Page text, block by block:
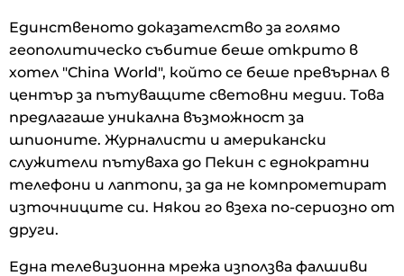
Единственото доказателство за голямо
геополитическо събитие беше открито в
хотел "China World", който се беше превърнал в
център за пътуващите световни медии. Това
предлагаше уникална възможност за
шпионите. Журналисти и американски
служители пътуваха до Пекин с еднократни
телефони и лаптопи, за да не компрометират
източниците си. Някои го взеха по-сериозно от
други.
Една телевизионна мрежа използва фалшиви